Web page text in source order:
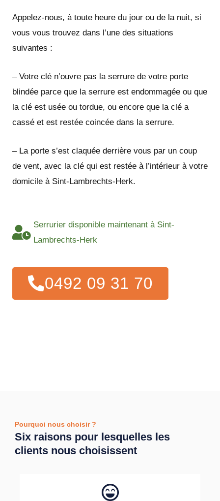
Appelez-nous, à toute heure du jour ou de la nuit, si
vous vous trouvez dans l’une des situations
suivantes :
– Votre clé n’ouvre pas la serrure de votre porte
blindée parce que la serrure est endommagée ou que
la clé est usée ou tordue, ou encore que la clé a
cassé et est restée coincée dans la serrure.
– La porte s’est claquée derrière vous par un coup
de vent, avec la clé qui est restée à l’intérieur à votre
domicile à Sint-Lambrechts-Herk.
Serrurier disponible maintenant à Sint-
Lambrechts-Herk
0492 09 31 70
Pourquoi nous choisir ?
Six raisons pour lesquelles les
clients nous choisissent